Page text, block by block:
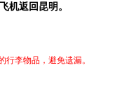
机返回昆明。
李物品，避免遗漏。